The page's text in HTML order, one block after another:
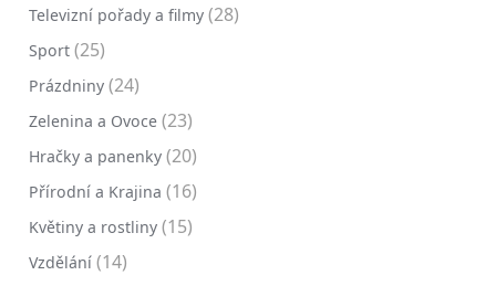
Televizní pořady a filmy (28)
Sport (25)
Prázdniny (24)
Zelenina a Ovoce (23)
Hračky a panenky (20)
Přírodní a Krajina (16)
Květiny a rostliny (15)
Vzdělání (14)